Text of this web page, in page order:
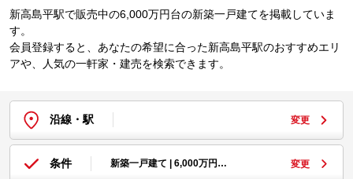
新高島平駅で販売中の6,000万円台の新築一戸建てを掲載していま
す。
会員登録すると、あなたの希望に合った新高島平駅のおすすめエリ
アや、人気の一軒家・建売を検索できます。
沿線・駅 変更
条件 新築一戸建て | 6,000万円… 変更